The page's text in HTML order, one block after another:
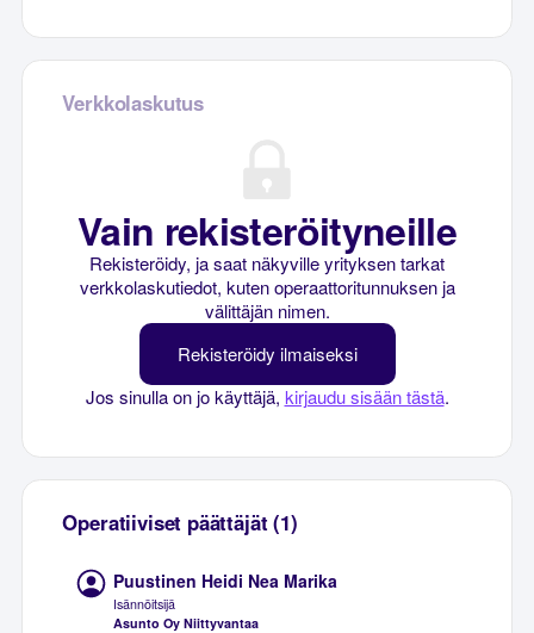
Verkkolaskutus
Vain rekisteröityneille
Rekisteröidy, ja saat näkyville yrityksen tarkat
verkkolaskutiedot, kuten operaattoritunnuksen ja
välittäjän nimen.
Rekisteröidy ilmaiseksi
Jos sinulla on jo käyttäjä, kirjaudu sisään tästä.
Operatiiviset päättäjät (1)
Puustinen Heidi Nea Marika
Isännöitsijä
Asunto Oy Niittyvantaa